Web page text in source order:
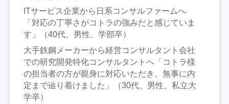
ITサービス企業から日系コンサルファームへ
「対応の丁寧さがコトラの強みだと感じていま
す」（40代、男性、学部卒）
大手鉄鋼メーカーから経営コンサルタント会社
での研究開発特化コンサルタントへ「コトラ様
の担当者の方が親身に対応いただき、無事に内
定まで辿り着けました」（30代、男性、私立大
学卒）